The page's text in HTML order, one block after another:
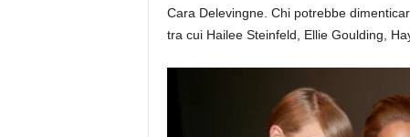
Cara Delevingne. Chi potrebbe
tra cui Hailee Steinfeld, Ellie Goulding,